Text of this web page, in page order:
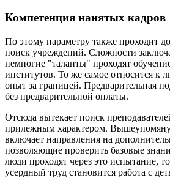
Компетенция нанятых кадров
По этому параметру также проходит
поиск учреждений. Сложности
немногие "таланты" проходят
институтов. То же самое относится к
опыт за границей. Предварительная
без предварительной оплаты.
Отсюда вытекает поиск
прилежным характером.
включает направления на
позволяющие проверить базовые
люди проходят через это испытание,
усердный труд становится работа с